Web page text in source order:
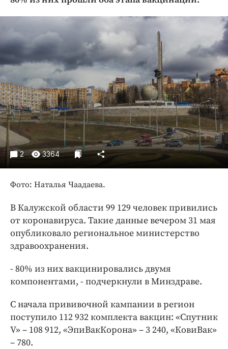
Криминал
Культура
Недвижимость и ЖКХ
Образование
Общество
Погода
Праздники
Происшествия
Спорт
Экономика и бизнес
Блоги
Медиаперсона
Интересное чтиво
Клиника года
Работодатель года
2 3364
Фото: Наталья Чаадаева.
В Калужской области 99 129 человек привились
от коронавируса. Такие данные вечером 31 мая
опубликовало региональное министерство
здравоохранения.
- 80% из них вакцинировались двумя
компонентами, - подчеркнули в Минздраве.
С начала прививочной кампании в регион
поступило 112 932 комплекта вакцин: «Спутник
V» – 108 912, «ЭпиВакКорона» – 3 240, «КовиВак»
– 780.